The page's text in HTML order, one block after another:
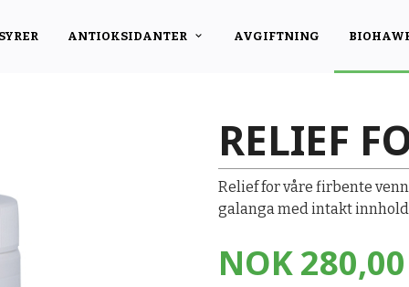
ANTIOKSIDANTER AVGIFTNING
RELIEF
Relief for våre firbente
galanga med intakt innhold
Pris
NOK280,00